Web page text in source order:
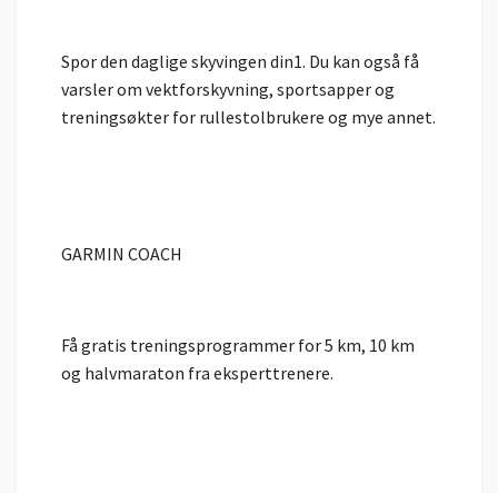
Spor den daglige skyvingen din1. Du kan også få
varsler om vektforskyvning, sportsapper og
treningsøkter for rullestolbrukere og mye annet.
GARMIN COACH
Få gratis treningsprogrammer for 5 km, 10 km
og halvmaraton fra eksperttrenere.